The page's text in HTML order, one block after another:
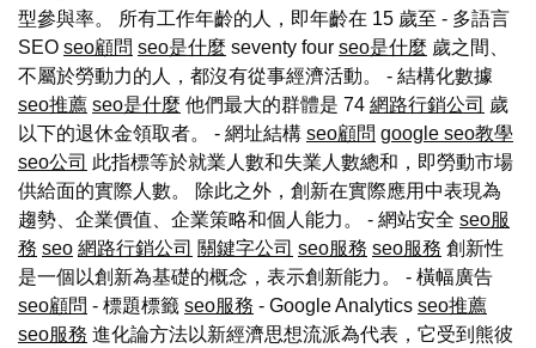
型參與率。 所有工作年齡的人，即年齡在 15 歲至 - 多語言
SEO seo顧問 seo是什麼 seventy four seo是什麼 歲之間、
不屬於勞動力的人，都沒有從事經濟活動。 - 結構化數據
seo推薦 seo是什麼 他們最大的群體是 74 網路行銷公司 歲
以下的退休金領取者。 - 網址結構 seo顧問 google seo教學
seo公司 此指標等於就業人數和失業人數總和，即勞動市場
供給面的實際人數。 除此之外，創新在實際應用中表現為
趨勢、企業價值、企業策略和個人能力。 - 網站安全 seo服
務 seo 網路行銷公司 關鍵字公司 seo服務 seo服務 創新性
是一個以創新為基礎的概念，表示創新能力。 - 橫幅廣告
seo顧問 - 標題標籤 seo服務 - Google Analytics seo推薦
seo服務 進化論方法以新經濟思想流派為代表，它受到熊彼